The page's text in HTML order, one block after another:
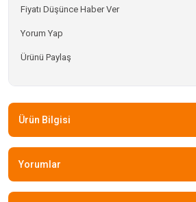
Fiyatı Düşünce Haber Ver
Yorum Yap
Ürünü Paylaş
Ürün Bilgisi
Yorumlar